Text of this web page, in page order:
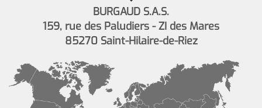
BURGAUD S.A.S.
159, rue des Paludiers - ZI des Mares
85270 Saint-Hilaire-de-Riez